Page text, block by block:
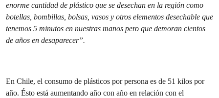
enorme cantidad de plástico que se desechan en la región como
botellas, bombillas, bolsas, vasos y otros elementos desechable que
tenemos 5 minutos en nuestras manos pero que demoran cientos
de años en desaparecer”.
En Chile, el consumo de plásticos por persona es de 51 kilos por
año. Ésto está aumentando año con año en relación con el